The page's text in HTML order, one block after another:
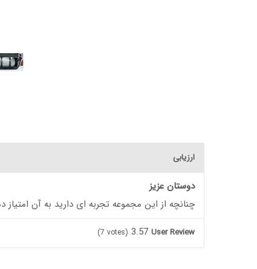
ارزیابی
دوستان عزیز
چنانچه از این مجموعه تجربه ای دارید به آن امتیاز
User Review
3.57
(7 votes)